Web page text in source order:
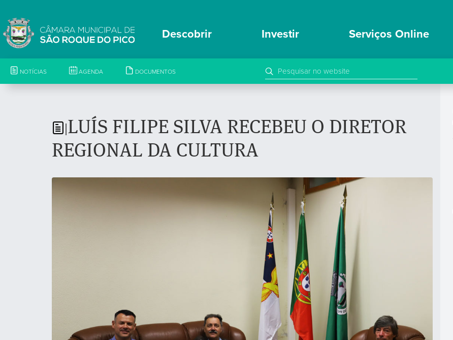
Descobrir Investir Serviços Online
NOTÍCIAS AGENDA DOCUMENTOS
LUÍS FILIPE SILVA RECEBEU O DIRETOR
REGIONAL DA CULTURA